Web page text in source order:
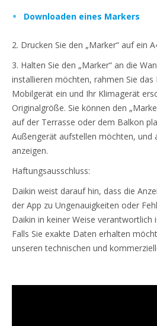
Downloaden eines Markers
2. Drucken Sie den „Marker“ auf ein
3. Halten Sie den „Marker“ an die
installieren möchten, rahmen Sie
Mobilgerät ein und Ihr Klimagerät
Originalgröße. Sie können den
auf der Terrasse oder dem Balkon
Außengerät aufstellen möchten, und
anzeigen.
Haftungsausschluss:
Daikin weist darauf hin, dass die
der App zu Ungenauigkeiten oder
Daikin in keiner Weise verantwortlich
Falls Sie exakte Daten erhalten
unseren technischen und